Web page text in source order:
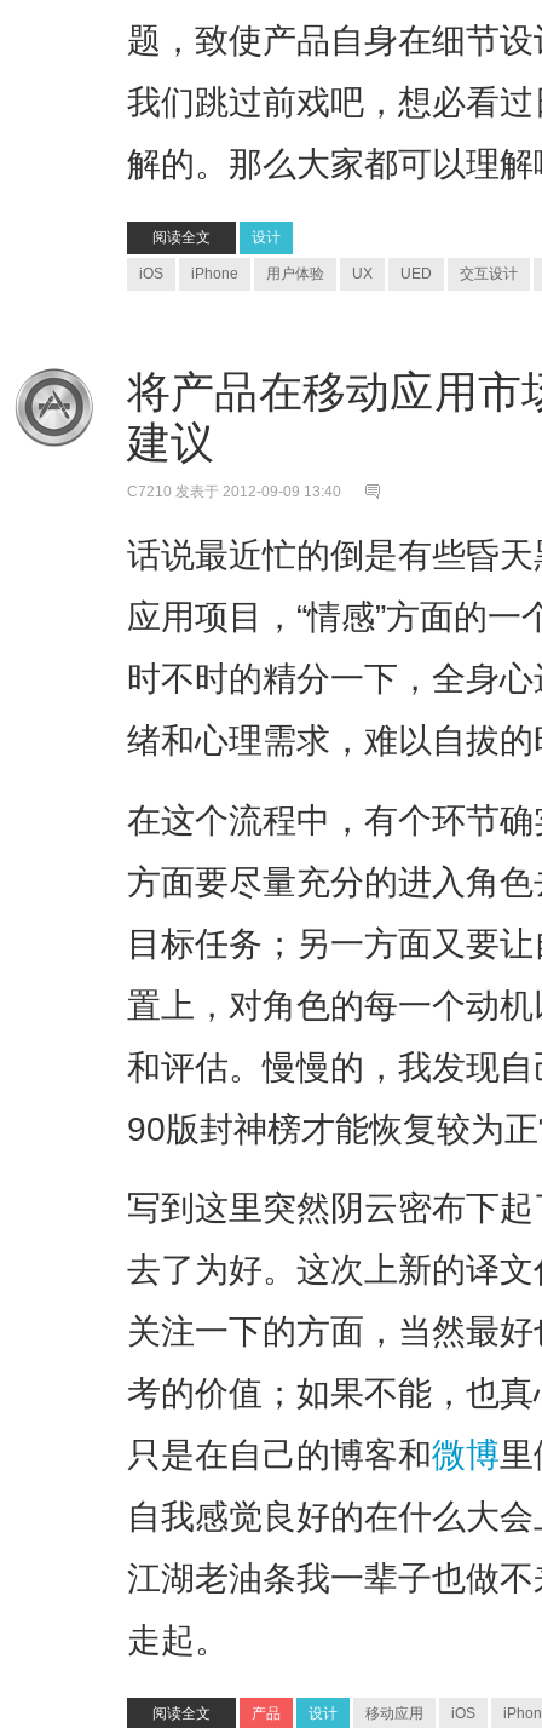
题，致使产品自身在细节
我们跳过前戏吧，想必看
解的。那么大家都可以理
阅读全文 设计
iOS iPhone 用户体验 UX UED 交互设计
将产品在移动应用市
建议
C7210 发表于 2012-09-09 13:40
话说最近忙的倒是有些昏
应用项目，“情感”方面的
时不时的精分一下，全身
绪和心理需求，难以自拔
在这个流程中，有个环节
方面要尽量充分的进入角
目标任务；另一方面又要
置上，对角色的每一个动
和评估。慢慢的，我发现
90版封神榜才能恢复较为
写到这里突然阴云密布下
去了为好。这次上新的译
关注一下的方面，当然最
考的价值；如果不能，也
只是在自己的博客和微博
自我感觉良好的在什么大
江湖老油条我一辈子也做
走起。
阅读全文 产品 设计 移动应用 iOS